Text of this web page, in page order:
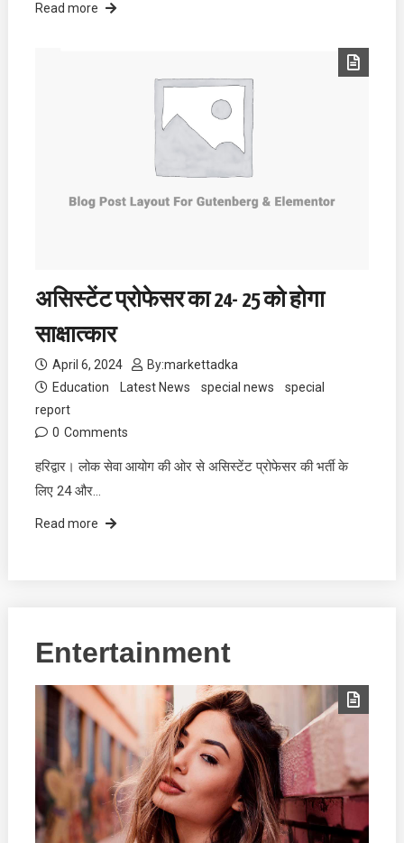
Read more
असिस्टेंट प्रोफेसर का 24- 25 को होगा
साक्षात्कार
April 6, 2024 By:markettadka
Education
Latest News special news
special
report
0 Comments
हरिद्वार। लोक सेवा आयोग की ओर से असिस्टेंट प्रोफेसर की भर्ती के
लिए 24 और…
Read more
Entertainment